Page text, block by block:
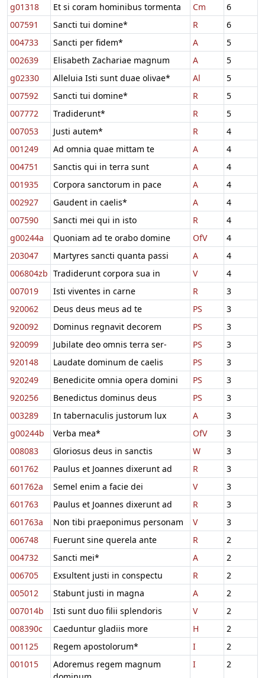
g01318
Et si coram hominibus tormenta Cm
6
007591
Sancti tui domine* R
6
004733
Sancti per fidem* A
5
002639
Elisabeth Zachariae magnum A
5
g02330
Alleluia Isti sunt duae olivae* Al
5
007592
Sancti tui domine* R
5
007772
Tradiderunt* R
5
007053
Justi autem* R
4
001249
Ad omnia quae mittam te A
4
004751
Sanctis qui in terra sunt A
4
001935
Corpora sanctorum in pace A
4
002927
Gaudent in caelis* A
4
007590
Sancti mei qui in isto R
4
g00244a
Quoniam ad te orabo domine OfV
4
203047
Martyres sancti quanta passi A
4
006804zb Tradiderunt corpora sua in V
4
007019
Isti viventes in carne R
3
920062
Deus deus meus ad te PS
3
920092
Dominus regnavit decorem PS
3
920099
Jubilate deo omnis terra ser- PS
3
920148
Laudate dominum de caelis PS
3
920249
Benedicite omnia opera domini PS
3
920256
Benedictus dominus deus PS
3
003289
In tabernaculis justorum lux A
3
g00244b
Verba mea* OfV
3
008083
Gloriosus deus in sanctis W
3
601762
Paulus et Joannes dixerunt ad R
3
601762a
Semel enim a facie dei V
3
601763
Paulus et Joannes dixerunt ad R
3
601763a
Non tibi praeponimus personam V
3
006748
Fuerunt sine querela ante R
2
004732
Sancti mei* A
2
006705
Exsultent justi in conspectu R
2
005012
Stabunt justi in magna A
2
007014b
Isti sunt duo filii splendoris V
2
008390c
Caeduntur gladiis more H
2
001125
Regem apostolorum* I
2
001015
Adoremus regem magnum
I 2